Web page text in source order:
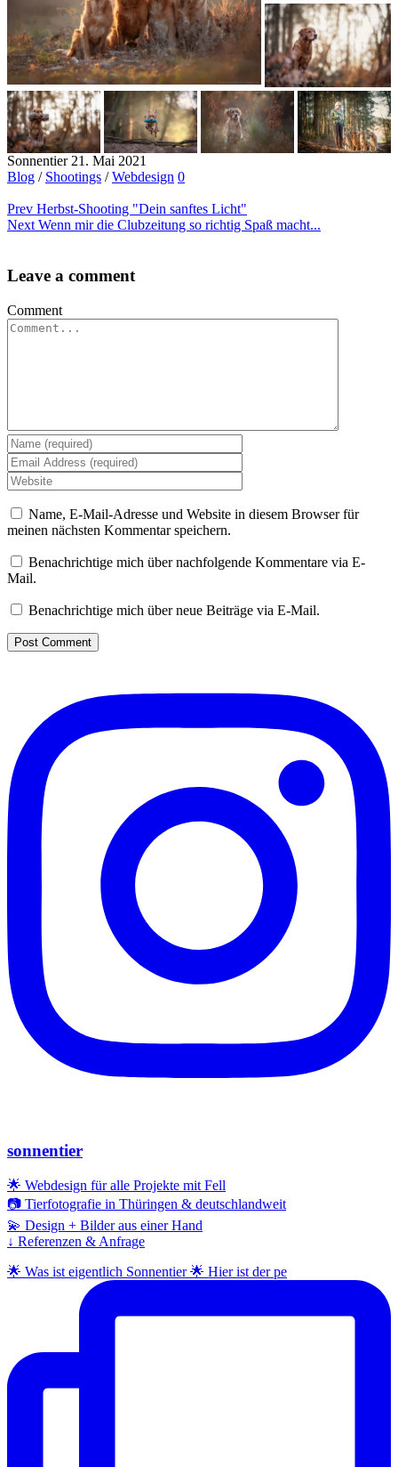
Sonnentier 21. Mai 2021
Blog / Shootings /Webdesign 0
Prev Herbst-Shooting "Dein sanftes Licht"
Next Wenn mir die Clubzeitung so richtig Spaß macht...
Leave a comment
Comment
Name, E-Mail-Adresse und Website in diesem Browser für
meinen nächsten Kommentar speichern.
Benachrichtige mich über nachfolgende Kommentare via E-
Mail.
Benachrichtige mich über neue Beiträge via E-Mail.
sonnentier
🌟 Webdesign für alle Projekte mit Fell
📷 Tierfotografie in Thüringen & deutschlandweit
💫 Design + Bilder aus einer Hand
↓ Referenzen & Anfrage
🌟 Was ist eigentlich Sonnentier 🌟 Hier ist der pe